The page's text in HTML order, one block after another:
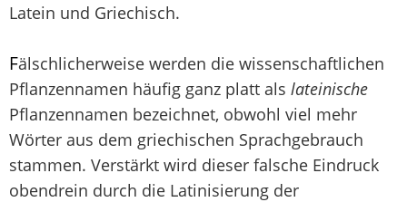
Latein und Griechisch.
Fälschlicherweise werden die wissenschaftlichen
Pflanzennamen häufig ganz platt als lateinische
Pflanzennamen bezeichnet, obwohl viel mehr
Wörter aus dem griechischen Sprachgebrauch
stammen. Verstärkt wird dieser falsche Eindruck
obendrein durch die Latinisierung der